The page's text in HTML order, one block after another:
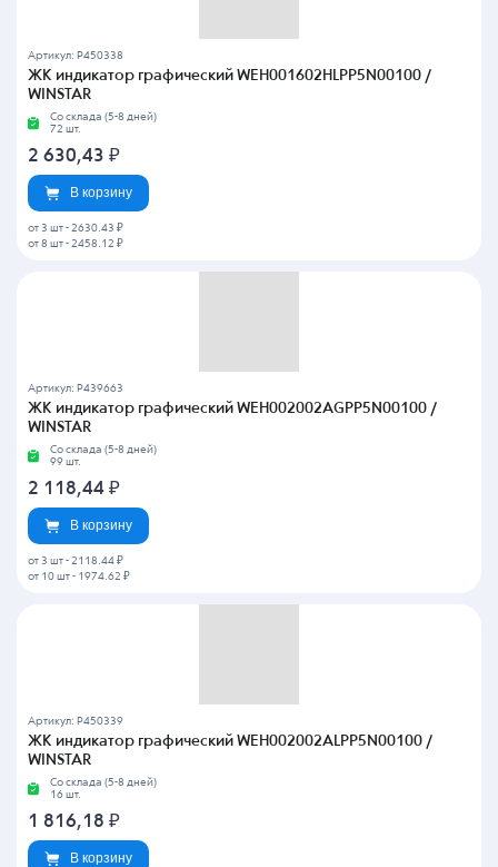
Артикул: P450338
ЖК индикатор графический WEH001602HLPP5N00100 /
WINSTAR
Со склада (5-8 дней)
72 шт.
2 630,43 ₽
В корзину
от 3 шт - 2630.43 ₽
от 8 шт - 2458.12 ₽
Артикул: P439663
ЖК индикатор графический WEH002002AGPP5N00100 /
WINSTAR
Со склада (5-8 дней)
99 шт.
2 118,44 ₽
В корзину
от 3 шт - 2118.44 ₽
от 10 шт - 1974.62 ₽
Артикул: P450339
ЖК индикатор графический WEH002002ALPP5N00100 /
WINSTAR
Со склада (5-8 дней)
16 шт.
1 816,18 ₽
В корзину